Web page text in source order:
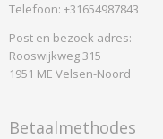
Telefoon: +31654987843
Post en bezoek adres:
Rooswijkweg 315
1951 ME Velsen-Noord
Betaalmethodes